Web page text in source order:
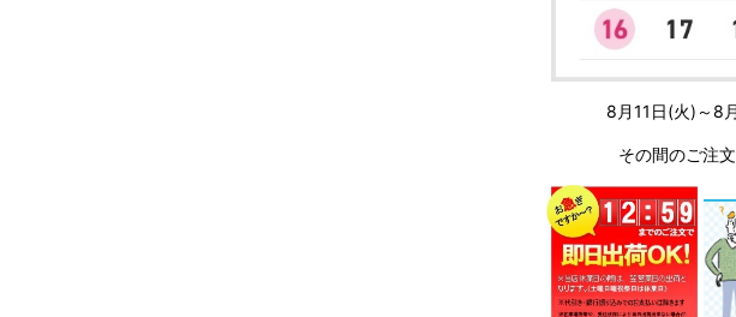
8月11日(火)～8
その間のご注